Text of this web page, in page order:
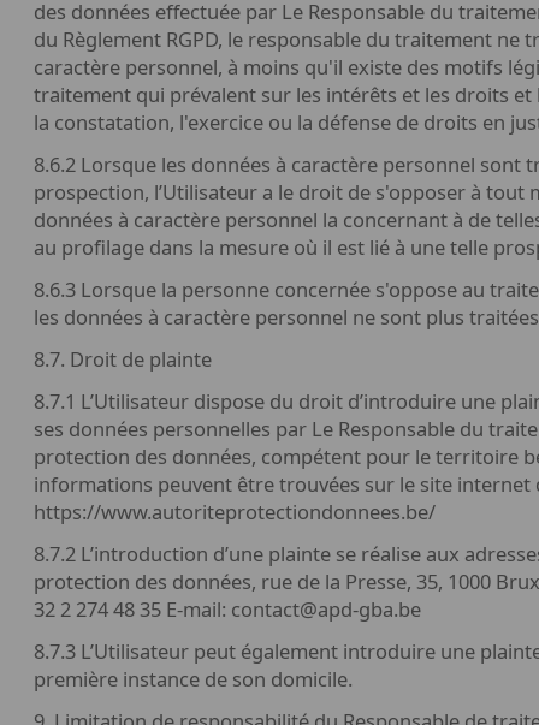
des données effectuée par Le Responsable du
du Règlement RGPD, le responsable du traitement ne
caractère personnel, à moins qu'il existe des motifs
traitement qui prévalent sur les intérêts et les droits et
la constatation, l'exercice ou la défense de droits en
8.6.2 Lorsque les données à caractère personnel sont
prospection, l’Utilisateur a le droit de s'opposer à tout
données à caractère personnel la concernant à de
au profilage dans la mesure où il est lié à une telle
8.6.3 Lorsque la personne concernée s'oppose au
les données à caractère personnel ne sont plus
8.7. Droit de plainte
8.7.1 L’Utilisateur dispose du droit d’introduire une
ses données personnelles par Le Responsable du
protection des données, compétent pour le territoire
informations peuvent être trouvées sur le site internet
https://www.autoriteprotectiondonnees.be/
8.7.2 L’introduction d’une plainte se réalise aux
protection des données, rue de la Presse, 35, 1000
32 2 274 48 35 E-mail: contact@apd-gba.be
8.7.3 L’Utilisateur peut également introduire une
première instance de son domicile.